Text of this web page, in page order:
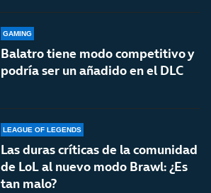
GAMING
Balatro tiene modo competitivo y
podría ser un añadido en el DLC
LEAGUE OF LEGENDS
Las duras críticas de la comunidad
de LoL al nuevo modo Brawl: ¿Es
tan malo?